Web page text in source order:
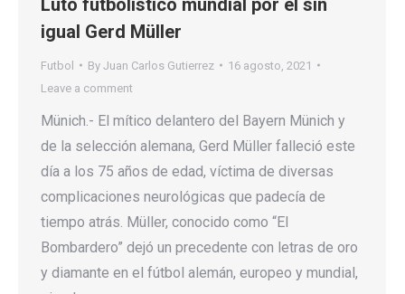
Luto futbolístico mundial por el sin
igual Gerd Müller
Futbol By Juan Carlos Gutierrez
16 agosto, 2021
Leave a comment
Münich.- El mítico delantero del Bayern Münich y
de la selección alemana, Gerd Müller falleció este
día a los 75 años de edad, víctima de diversas
complicaciones neurológicas que padecía de
tiempo atrás. Müller, conocido como “El
Bombardero” dejó un precedente con letras de oro
y diamante en el fútbol alemán, europeo y mundial,